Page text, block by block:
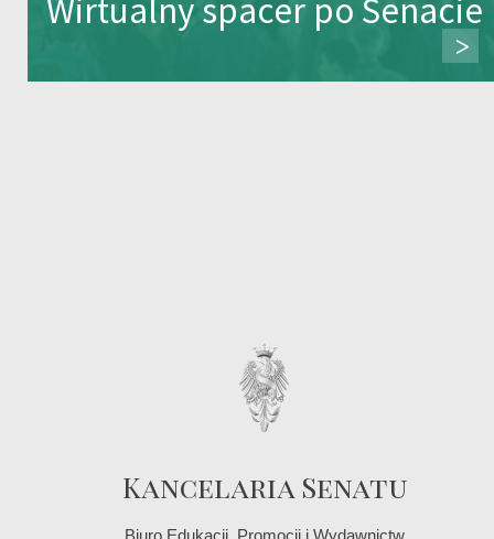
Wirtualny spacer po Senacie
Kancelaria Senatu
Biuro Edukacji, Promocji i Wydawnictw